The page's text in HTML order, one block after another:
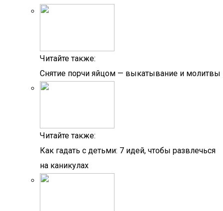
Читайте также:
Снятие порчи яйцом — выкатывание и молитвы
Читайте также:
Как гадать с детьми: 7 идей, чтобы развлечься
на каникулах